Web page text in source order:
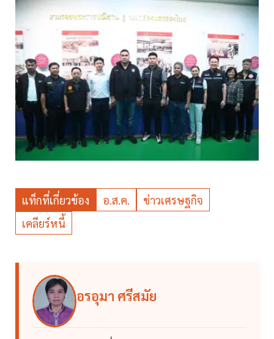
แท็กที่เกี่ยวข้อง อ.ส.ค.
ข่าวเศรษฐกิจ
เคลียร์หนี้
อรอุมา ศรีสมัย